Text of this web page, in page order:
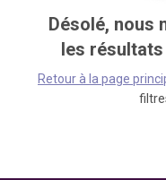
Désolé, nous
les
Retour à la page